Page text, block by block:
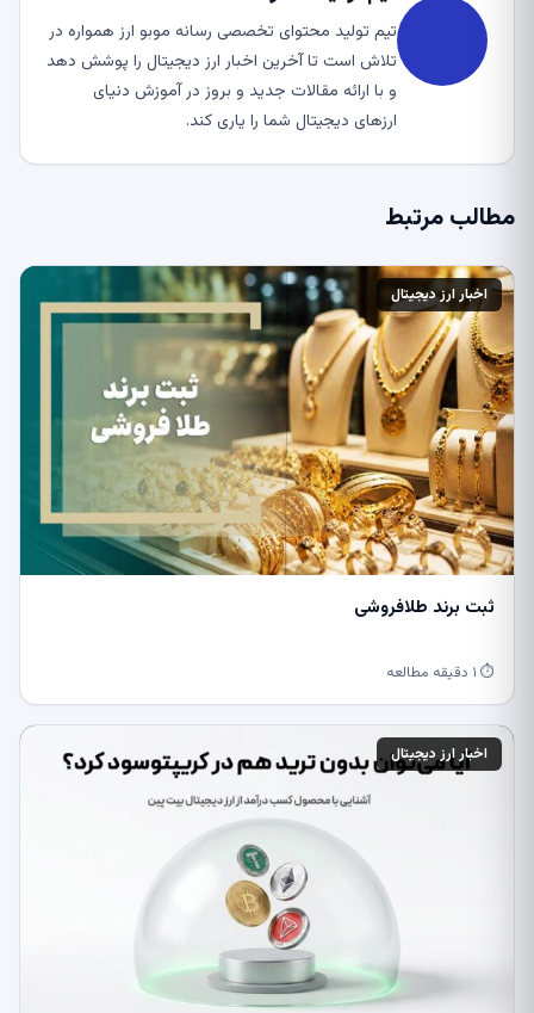
تیم تولید محتوای تخصصی رسانه موبو ارز همواره در
تلاش است تا آخرین اخبار ارز دیجیتال را پوشش دهد
و با ارائه مقالات جدید و بروز در آموزش دنیای
ارزهای دیجیتال شما را یاری کند.
مطالب مرتبط
اخبار ارز دیجیتال
ثبت برند طلافروشی
⏱ ۱ دقیقه مطالعه
اخبار ارز دیجیتال